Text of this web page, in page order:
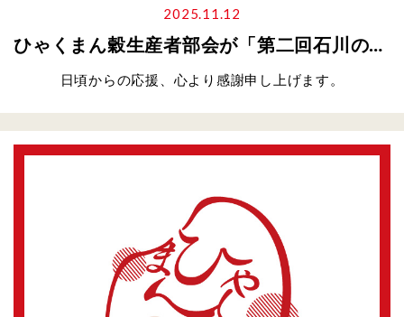
2025.11.12
ひゃくまん穀生産者部会が「第二回石川の農林漁業文化賞」を受賞しました！
日頃からの応援、心より感謝申し上げます。